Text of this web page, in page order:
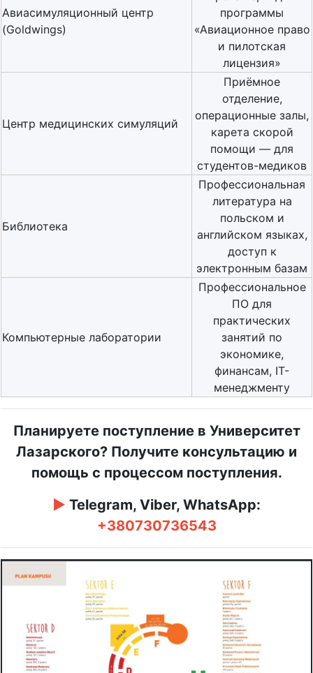
Авиасимуляционный центр
(Goldwings)
программы
«Авиационное право
и пилотская
лицензия»
Центр медицинских симуляций
Приёмное
отделение,
операционные залы,
карета скорой
помощи — для
студентов-медиков
Библиотека
Профессиональная
литература на
польском и
английском языках,
доступ к
электронным базам
Компьютерные лаборатории
Профессиональное
ПО для
практических
занятий по
экономике,
финансам, IT-
менеджменту
Планируете поступление в Университет
Лазарского? Получите консультацию и
помощь с процессом поступления.
► Telegram, Viber, WhatsApp:
+380730736543